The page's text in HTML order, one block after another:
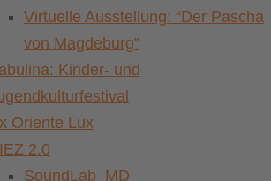
Virtuelle Ausstellung: “Der Pascha
von Magdeburg”
Kinder- und
Oriente Lux
2.0
SoundLab_MD